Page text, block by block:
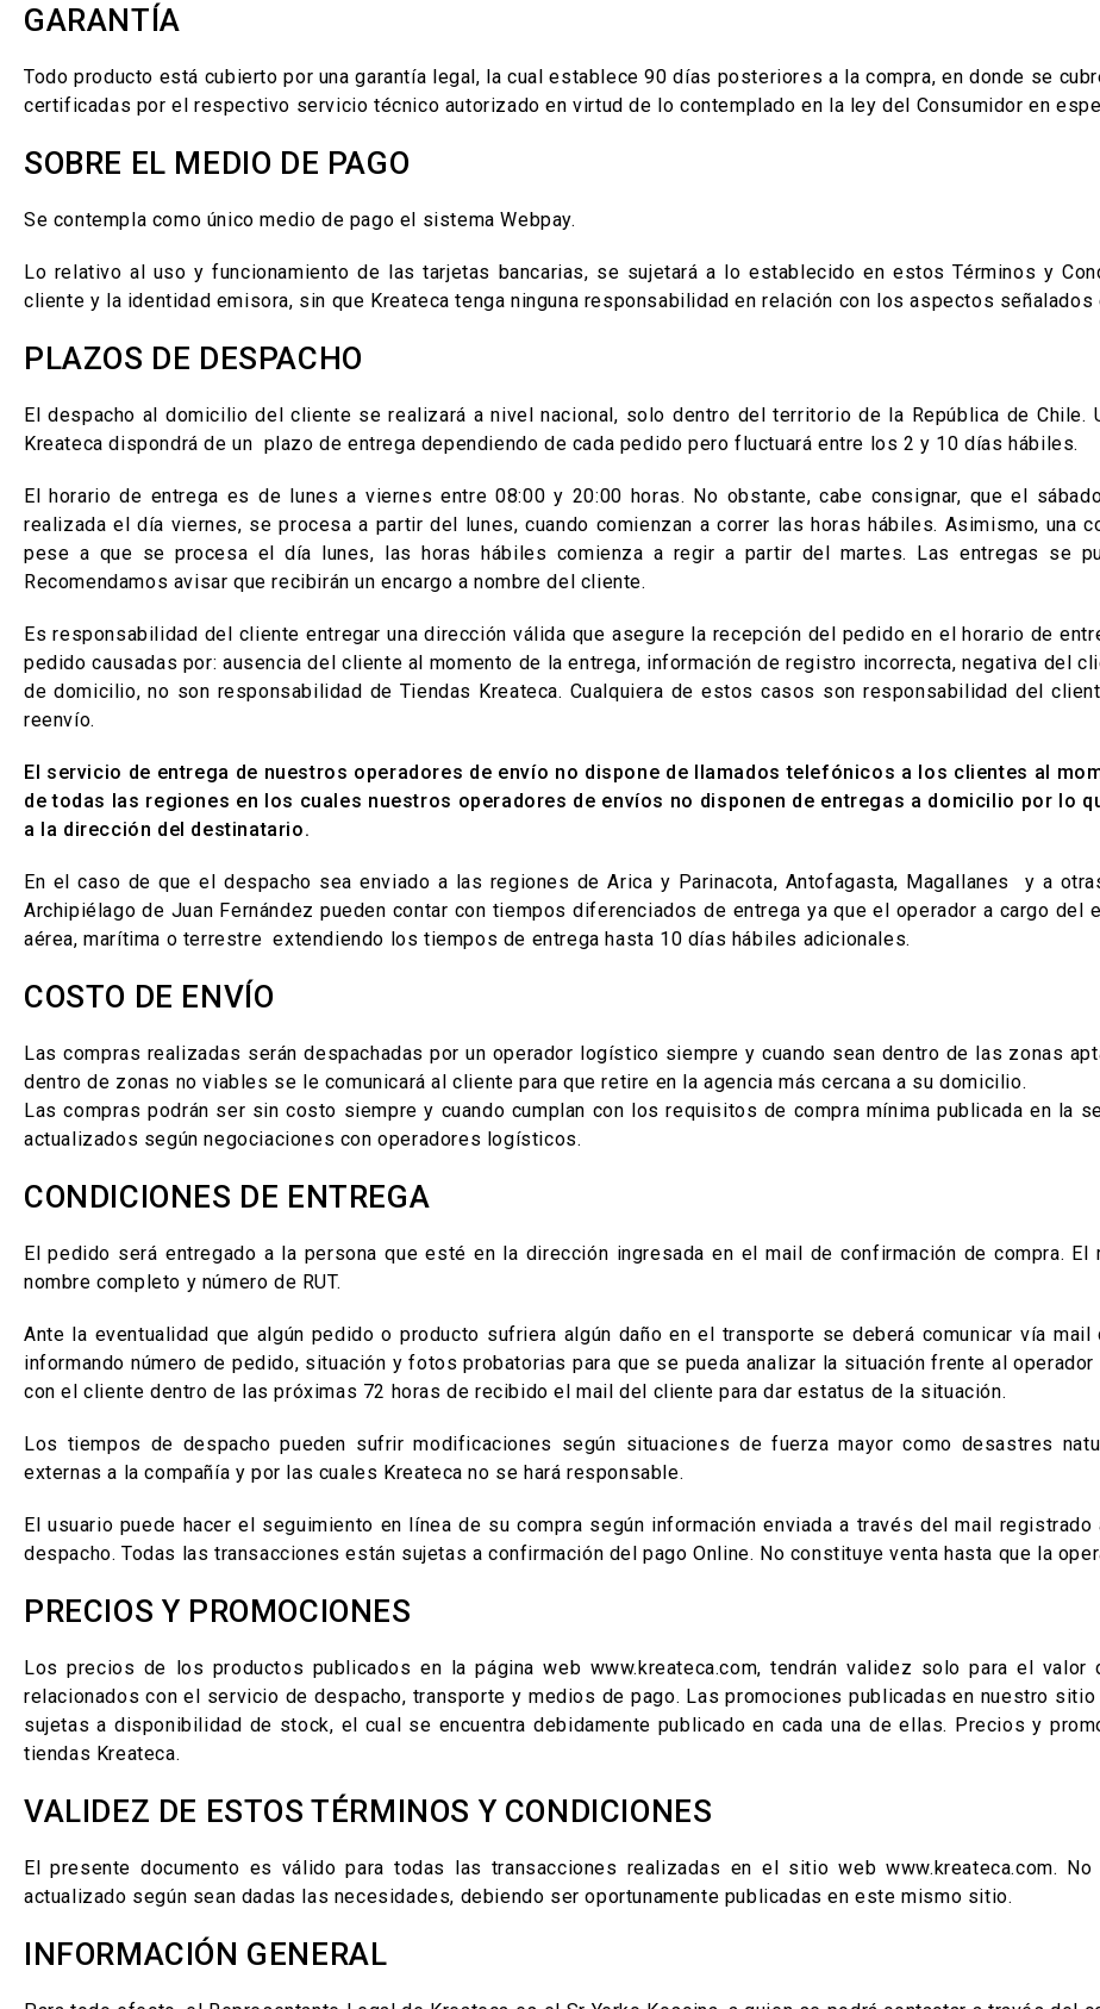
GARANTÍA
Todo producto está cubierto por una garantía legal, la cual establece 90 días posteriores a la compra, en donde se
certificadas por el respectivo servicio técnico autorizado en virtud de lo contemplado en la ley del Consumidor en
SOBRE EL MEDIO DE PAGO
Se contempla como único medio de pago el sistema Webpay.
Lo relativo al uso y funcionamiento de las tarjetas bancarias, se sujetará a lo establecido en estos Términos y
cliente y la identidad emisora, sin que Kreateca tenga ninguna responsabilidad en relación con los aspectos señalados
PLAZOS DE DESPACHO
El despacho al domicilio del cliente se realizará a nivel nacional, solo dentro del territorio de la República de Chile.
Kreateca dispondrá de un plazo de entrega dependiendo de cada pedido pero fluctuará entre los 2 y 10 días hábiles.
El horario de entrega es de lunes a viernes entre 08:00 y 20:00 horas. No obstante, cabe consignar, que el
realizada el día viernes, se procesa a partir del lunes, cuando comienzan a correr las horas hábiles. Asimismo, una
pese a que se procesa el día lunes, las horas hábiles comienza a regir a partir del martes. Las entregas se
Recomendamos avisar que recibirán un encargo a nombre del cliente.
Es responsabilidad del cliente entregar una dirección válida que asegure la recepción del pedido en el horario de
pedido causadas por: ausencia del cliente al momento de la entrega, información de registro incorrecta, negativa del
de domicilio, no son responsabilidad de Tiendas Kreateca. Cualquiera de estos casos son responsabilidad del
reenvío.
El servicio de entrega de nuestros operadores de envío no dispone de llamados telefónicos a los clientes al
de todas las regiones en los cuales nuestros operadores de envíos no disponen de entregas a domicilio por lo
a la dirección del destinatario.
En el caso de que el despacho sea enviado a las regiones de Arica y Parinacota, Antofagasta, Magallanes y a
Archipiélago de Juan Fernández pueden contar con tiempos diferenciados de entrega ya que el operador a cargo
aérea, marítima o terrestre extendiendo los tiempos de entrega hasta 10 días hábiles adicionales.
COSTO DE ENVÍO
Las compras realizadas serán despachadas por un operador logístico siempre y cuando sean dentro de las zonas
dentro de zonas no viables se le comunicará al cliente para que retire en la agencia más cercana a su domicilio.
Las compras podrán ser sin costo siempre y cuando cumplan con los requisitos de compra mínima publicada en la
actualizados según negociaciones con operadores logísticos.
CONDICIONES DE ENTREGA
El pedido será entregado a la persona que esté en la dirección ingresada en el mail de confirmación de compra.
nombre completo y número de RUT.
Ante la eventualidad que algún pedido o producto sufriera algún daño en el transporte se deberá comunicar vía mail
informando número de pedido, situación y fotos probatorias para que se pueda analizar la situación frente al
con el cliente dentro de las próximas 72 horas de recibido el mail del cliente para dar estatus de la situación.
Los tiempos de despacho pueden sufrir modificaciones según situaciones de fuerza mayor como desastres
externas a la compañía y por las cuales Kreateca no se hará responsable.
El usuario puede hacer el seguimiento en línea de su compra según información enviada a través del mail
despacho. Todas las transacciones están sujetas a confirmación del pago Online. No constituye venta hasta que la
PRECIOS Y PROMOCIONES
Los precios de los productos publicados en la página web www.kreateca.com, tendrán validez solo para el
relacionados con el servicio de despacho, transporte y medios de pago. Las promociones publicadas en nuestro
sujetas a disponibilidad de stock, el cual se encuentra debidamente publicado en cada una de ellas. Precios y
tiendas Kreateca.
VALIDEZ DE ESTOS TÉRMINOS Y CONDICIONES
El presente documento es válido para todas las transacciones realizadas en el sitio web www.kreateca.com.
actualizado según sean dadas las necesidades, debiendo ser oportunamente publicadas en este mismo sitio.
INFORMACIÓN GENERAL